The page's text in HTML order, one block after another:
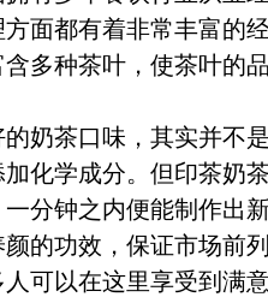
面都有着非常丰富的
多种茶叶，使茶叶的
茶口味，其实并不
化学成分。但印茶奶
分钟之内便能制作出
的功效，保证市场前
以在这里享受到满